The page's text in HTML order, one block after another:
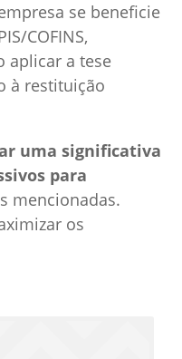
se beneficie
COFINS,
aplicar a tese
à restituição
uma significativa
para
mencionadas.
os